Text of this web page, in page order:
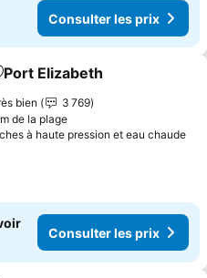
Consulter les prix
à mes favoris
Port Elizabeth
bien
3 769
de la plage
à haute pression et eau chaude
Consulter les prix